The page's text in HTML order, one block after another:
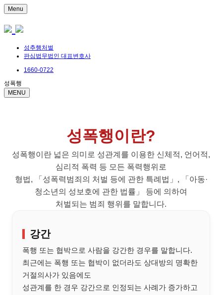
Menu
성추행처벌
판심법무법인 대표변호사
1660-0722
성폭행
MENU
성폭행이란?
성폭행이란 넓은 의미로 성관계를 이용한 신체적, 언어적,
심리적 폭력 등 모든 폭력행위로
형법, 「성폭력범죄의 처벌 등에 관한 특례법」, 「아동·
청소년의 성보호에 관한 법률」 등에 의하여
처벌되는 범죄 행위를 말합니다.
강간
폭행 또는 협박으로 사람을 강간한 경우를 말합니다.
최근에는 폭행 또는 협박이 없더라도 상대방의 명확한
거절의사가 있음에도
성관계를 한 경우 강간으로 인정되는 사례가 증가하고